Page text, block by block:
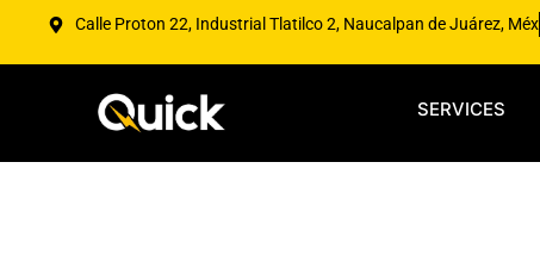
Calle Proton 22, Industrial Tlatilco 2, Naucalpan de Juárez, Méx
SERVICES